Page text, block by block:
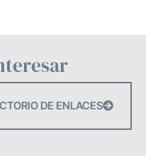
DE ENLACES